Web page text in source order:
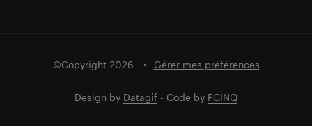
©Copyright 2026 Gérer mes préférences
Design by Datagif - Code by FCINQ